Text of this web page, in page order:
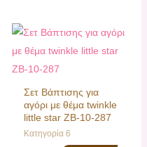
Σετ Βάπτισης για
αγόρι με θέμα twinkle
little star ΖΒ-10-287
Κατηγορία 6